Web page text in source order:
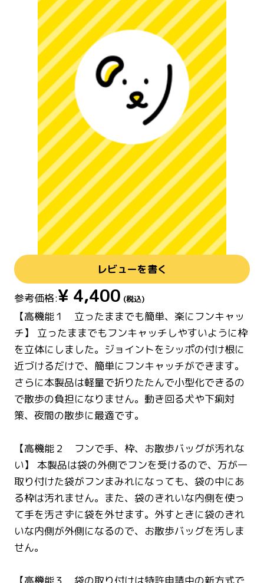
レビューを書く
参考価格:¥ 4,400 (税込)
【高機能１ 立ったままでも簡単、楽にフンキャッ
チ】 立ったままでもフンキャッチしやすいように枠
を立体にしました。ジョイントをシッポの付け根に
近づけるだけで、簡単にフンキャッチができます。
さらに本製品は軽量で折りたたんで小型化できるの
で散歩の負担になりません。動き回る犬や下痢対
策、夜間の散歩に最適です。
【高機能２ フンで手、枠、お散歩バッグが汚れな
い】 本製品は袋の外側でフンを受けるので、万が一
取り付けた袋がフンまみれになっても、袋の中にあ
る枠は汚れません。また、袋のきれいな内側を使っ
て手を汚さずに袋を外せます。外すときに袋のきれ
いな内側が外側になるので、お散歩バッグを汚しま
せん。